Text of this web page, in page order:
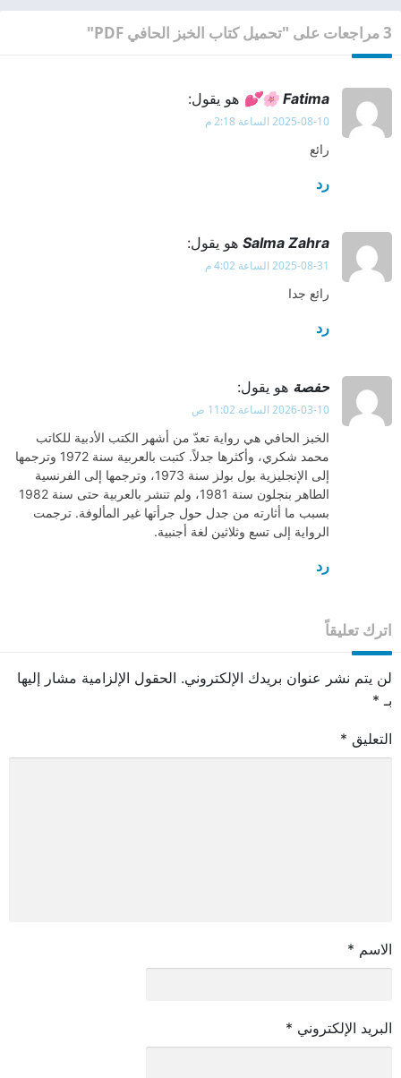
3 مراجعات على "تحميل كتاب الخبز الحافي PDF"
Fatima 🌸💕 هو يقول:
2025-08-10 الساعة 2:18 م
رائع
رد
Salma Zahra هو يقول:
2025-08-31 الساعة 4:02 م
رائع جدا
رد
حفصة هو يقول:
2026-03-10 الساعة 11:02 ص
الخبز الحافي هي رواية تعدّ من أشهر الكتب الأدبية للكاتب
محمد شكري، وأكثرها جدلاً. كتبت بالعربية سنة 1972 وترجمها
إلى الإنجليزية بول بولز سنة 1973، وترجمها إلى الفرنسية
الطاهر بنجلون سنة 1981، ولم تنشر بالعربية حتى سنة 1982
بسبب ما أثارته من جدل حول جرأتها غير المألوفة. ترجمت
الرواية إلى تسع وثلاثين لغة أجنبية.
رد
اترك تعليقاً
لن يتم نشر عنوان بريدك الإلكتروني. الحقول الإلزامية مشار إليها
بـ *
التعليق *
الاسم *
البريد الإلكتروني *